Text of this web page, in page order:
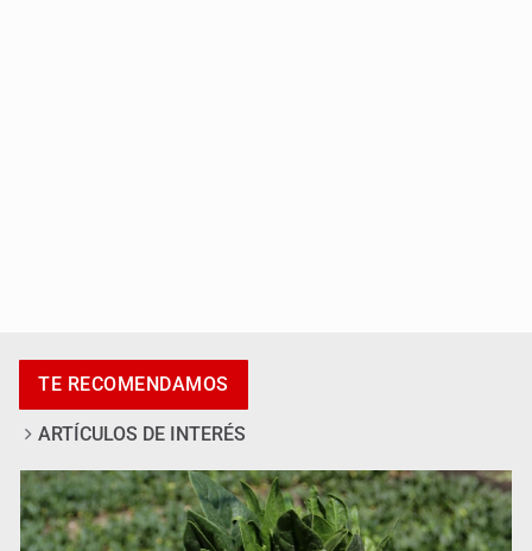
TE RECOMENDAMOS
ARTÍCULOS DE INTERÉS